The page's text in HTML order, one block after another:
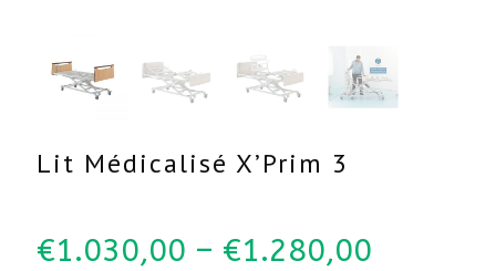
Lit Médicalisé X’Prim 3
€1.030,00 – €1.280,00